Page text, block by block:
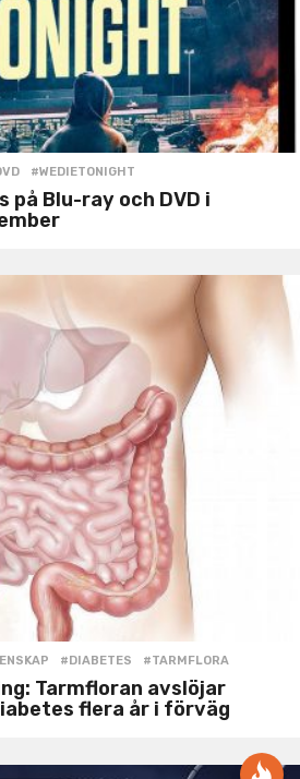
,#WEDIETONIGHT
på Blu-ray och DVD i
#DIABETES ,#TARMFLORA
Tarmfloran avslöjar
flera år i förväg